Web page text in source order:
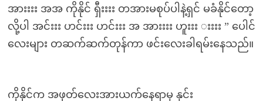
အားးးး အအ ကိုနိုင် ရှီးးးး တအားမစုပ်ပါနဲ့ရှင် မခံနိုင်တော့
လို့ပါ အင်းးး ဟင်းးး ဟင်းးး အ အားးးး ဟူးးး းးးး ” ပေါင်
လေးများ တဆက်ဆက်တုန်ကာ ဖင်းလေးခါရမ်းနေသည်။
ကိုနိုင်က အဖုတ်လေးအားယက်နေရာမှ နှင်း